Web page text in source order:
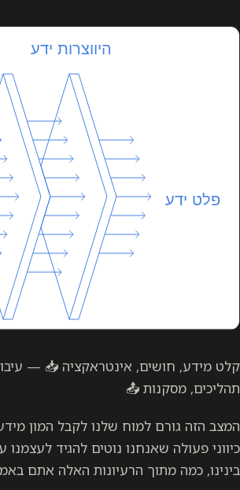
קלט מידע, חושים, אינטראקציה 📥 —
תהליכים, מסקנות 📤
המצב הזה גורם למוח שלנו לקבל המון
כיווני פעולה שאנחנו נוטים להגיד
בינינו, כמה מתוך הרעיונות האלה אתם